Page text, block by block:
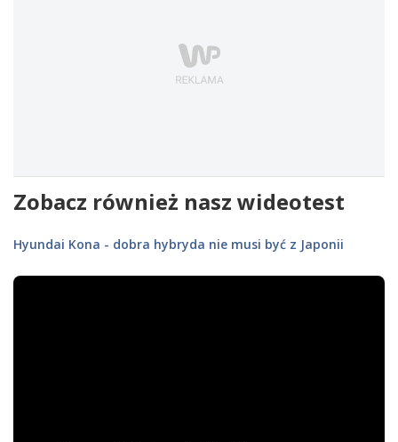
Zobacz również nasz wideotest
Hyundai Kona - dobra hybryda nie musi być z Japonii